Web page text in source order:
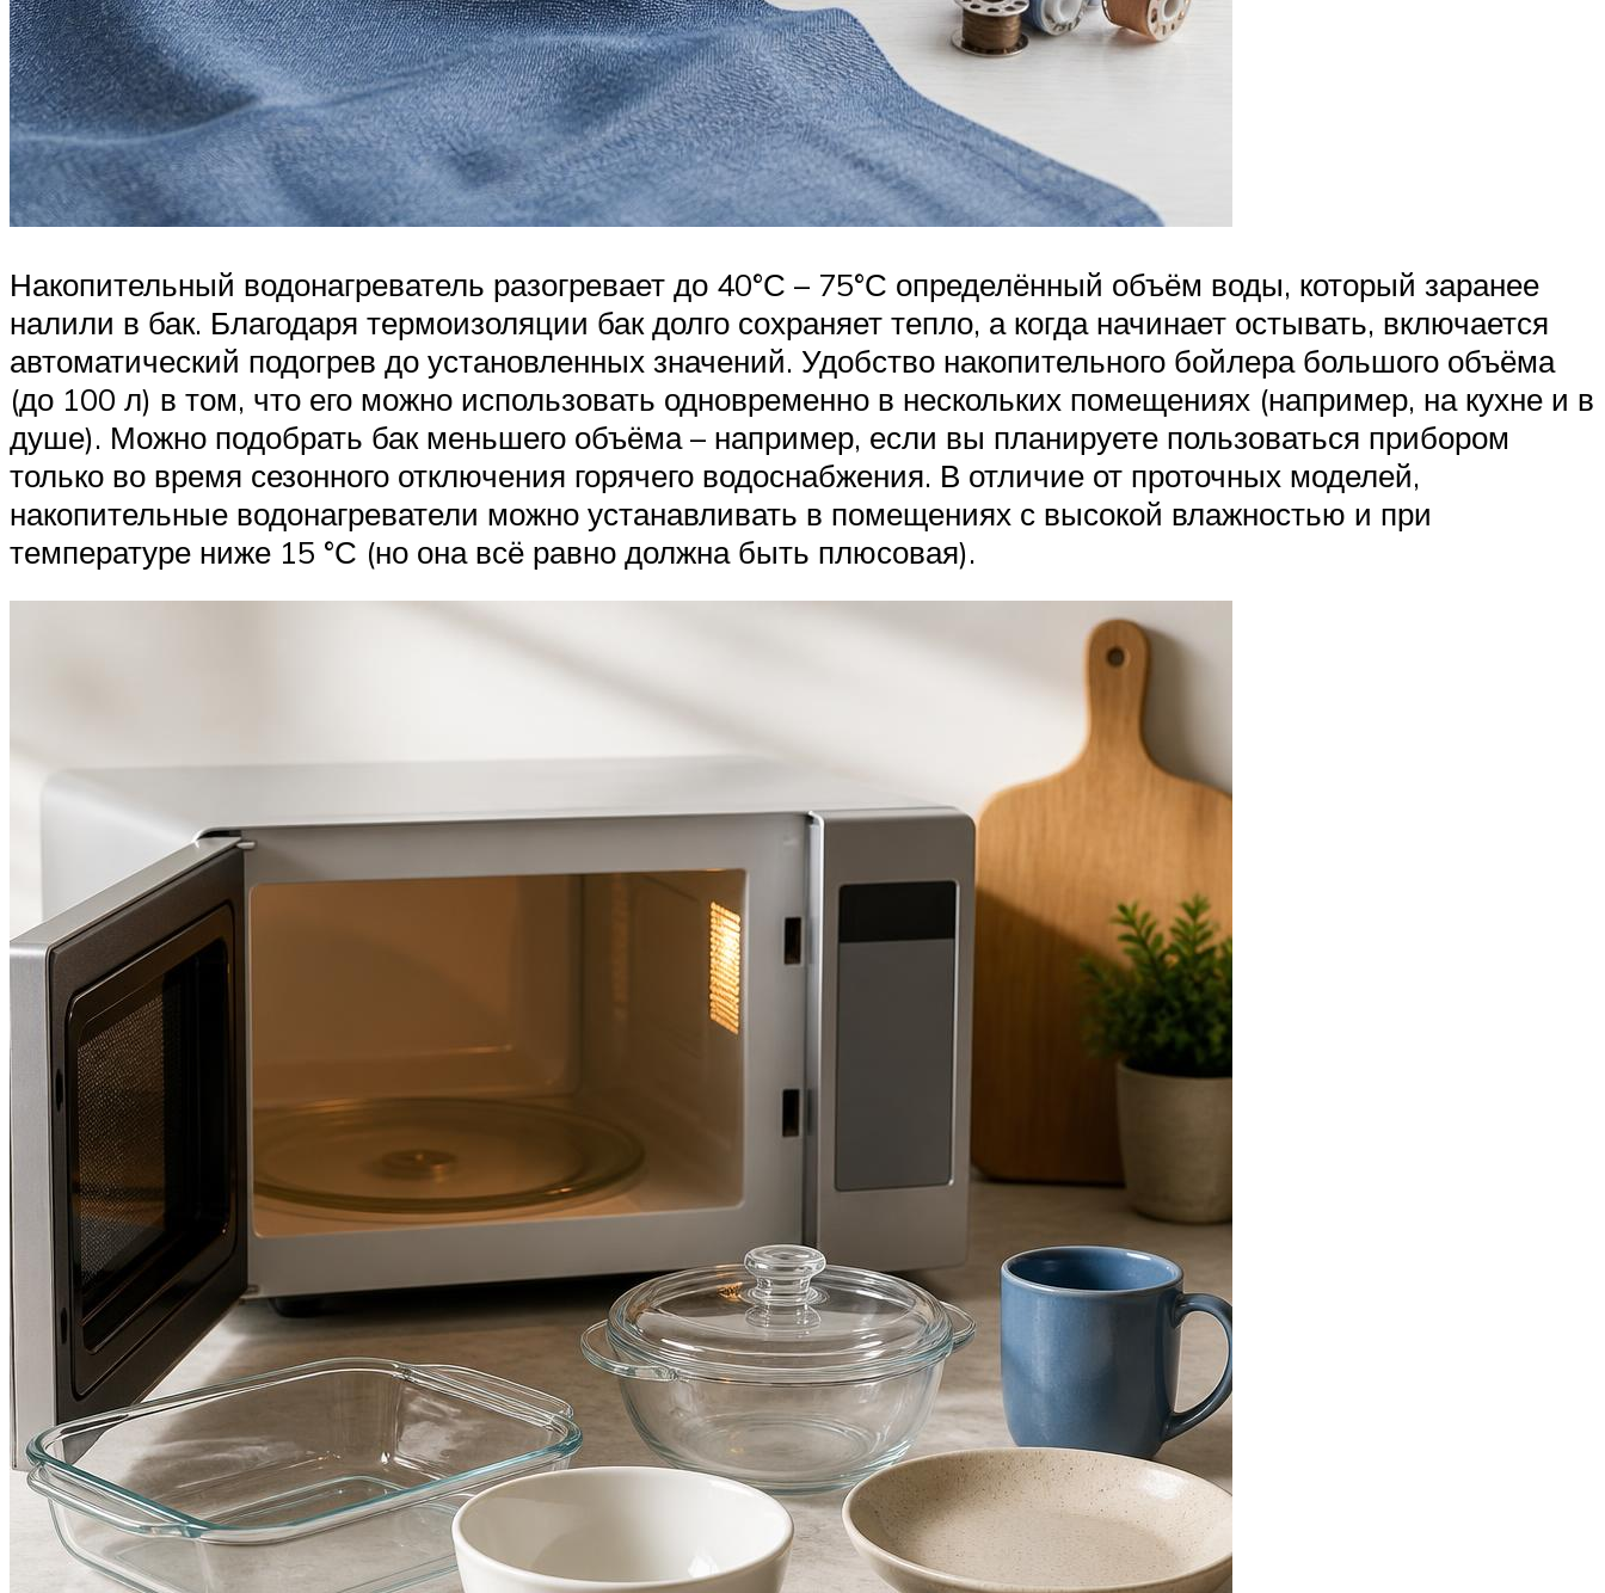
Накопительный водонагреватель разогревает до 40°С – 75°С определённый объём воды, который заранее
налили в бак. Благодаря термоизоляции бак долго сохраняет тепло, а когда начинает остывать, включается
автоматический подогрев до установленных значений. Удобство накопительного бойлера большого объёма
(до 100 л) в том, что его можно использовать одновременно в нескольких помещениях (например, на кухне и в
душе). Можно подобрать бак меньшего объёма – например, если вы планируете пользоваться прибором
только во время сезонного отключения горячего водоснабжения. В отличие от проточных моделей,
накопительные водонагреватели можно устанавливать в помещениях с высокой влажностью и при
температуре ниже 15 °С (но она всё равно должна быть плюсовая).